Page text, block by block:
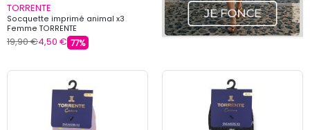
TORRENTE
Socquette imprimé animal x3
Femme TORRENTE
19,90 €4,50 € 77%